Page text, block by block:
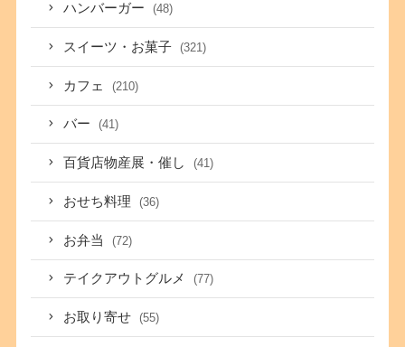
ハンバーガー (48)
スイーツ・お菓子 (321)
カフェ (210)
バー (41)
百貨店物産展・催し (41)
おせち料理 (36)
お弁当 (72)
テイクアウトグルメ (77)
お取り寄せ (55)